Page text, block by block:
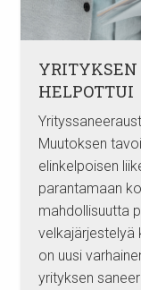
YRITYKSEN
HELPOTTUI
Muutoksen
elinkelpoisen
parantamaan
mahdollisuutta
velkajärjestelyä
on uusi
yrityksen